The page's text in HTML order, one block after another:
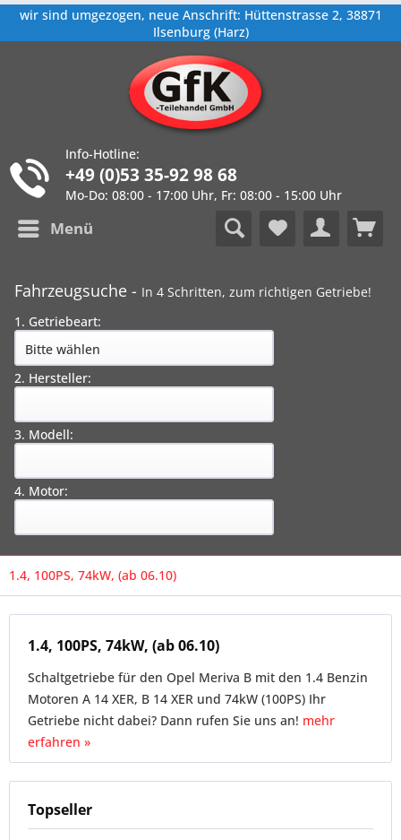
wir sind umgezogen, neue Anschrift: Hüttenstrasse 2, 38871
Ilsenburg (Harz)
Info-Hotline:
+49 (0)53 35-92 98 68
Mo-Do: 08:00 - 17:00 Uhr, Fr: 08:00 - 15:00 Uhr
Menü
Fahrzeugsuche - In 4 Schritten, zum richtigen Getriebe!
1. Getriebeart:
2. Hersteller:
3. Modell:
4. Motor:
1.4, 100PS, 74kW, (ab 06.10)
1.4, 100PS, 74kW, (ab 06.10)
Schaltgetriebe für den Opel Meriva B mit den 1.4 Benzin
Motoren A 14 XER, B 14 XER und 74kW (100PS) Ihr
Getriebe nicht dabei? Dann rufen Sie uns an! mehr
erfahren »
Topseller